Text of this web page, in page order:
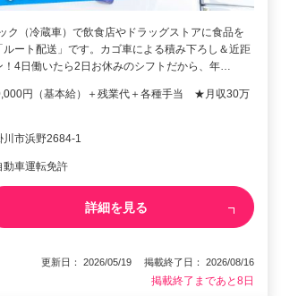
ク（冷蔵車）で飲食店やドラッグストアに食品を
ルート配送」です。カゴ車による積み下ろし＆近距
！4日働いたら2日お休みのシフトだから、年…
円（基本給）＋残業代＋各種手当 ★月収30万
川市浜野2684-1
動車運転免許
詳細を見る
更新日： 2026/05/19 掲載終了日： 2026/08/16
掲載終了まであと8日